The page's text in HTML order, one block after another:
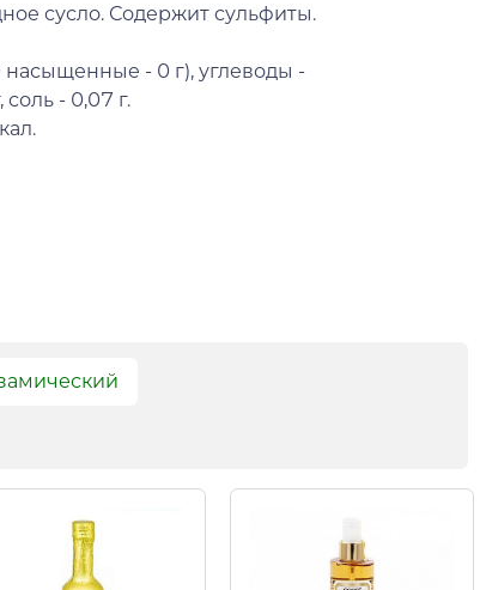
сусло. Содержит сульфиты.
- 0 г), углеводы -
соль - 0,07 г.